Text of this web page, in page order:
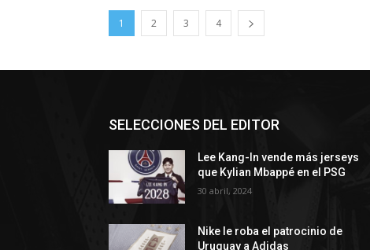
1 2 3 4
SELECCIONES DEL EDITOR
Lee Kang-In vende más jerseys
que Kylian Mbappé en el PSG
30 abril, 2024
Nike le roba el patrocinio de
Uruguay a Adidas